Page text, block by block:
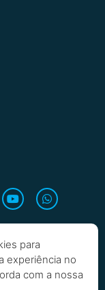
para
experiência no
com a nossa